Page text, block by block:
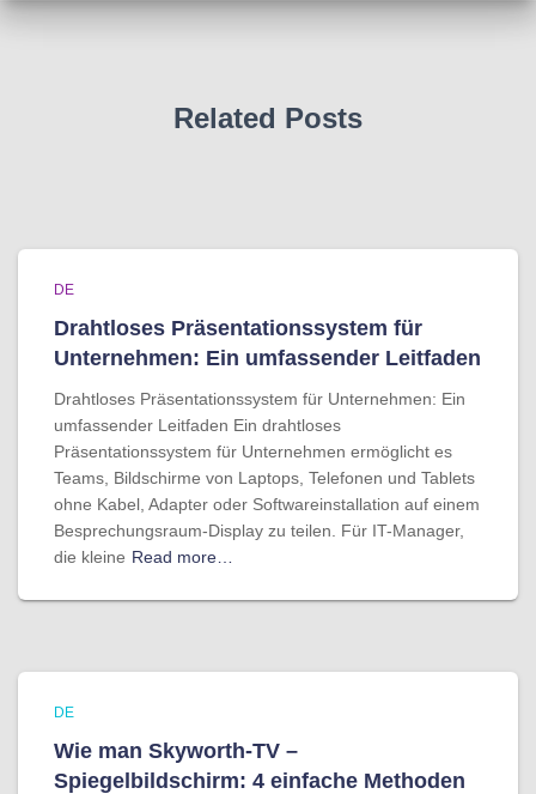
Related Posts
DE
Drahtloses Präsentationssystem für
Unternehmen: Ein umfassender Leitfaden
Drahtloses Präsentationssystem für Unternehmen: Ein
umfassender Leitfaden Ein drahtloses
Präsentationssystem für Unternehmen ermöglicht es
Teams, Bildschirme von Laptops, Telefonen und Tablets
ohne Kabel, Adapter oder Softwareinstallation auf einem
Besprechungsraum-Display zu teilen. Für IT-Manager,
die kleine Read more…
DE
Wie man Skyworth-TV –
Spiegelbildschirm: 4 einfache Methoden